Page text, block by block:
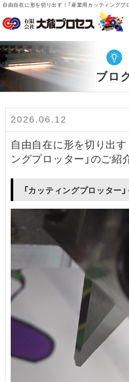
ブロ
2026.06.12
自由自在に形を切り出す
ングプロッター」のご紹
「カッティングプロッター